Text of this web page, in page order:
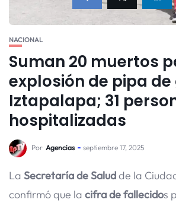
NACIONAL
Suman 20 muertos
explosión de pipa de
Iztapalapa; 31
hospitalizadas
Por Agencias septiembre 17, 2025
La Secretaría de Saludde la
confirmó que la cifra de fallecidos